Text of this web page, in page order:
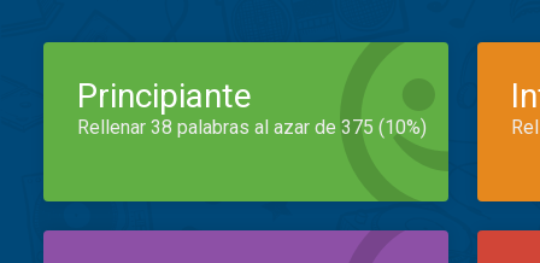
Principiante
Rellenar 38 palabras al azar de 375 (10%)